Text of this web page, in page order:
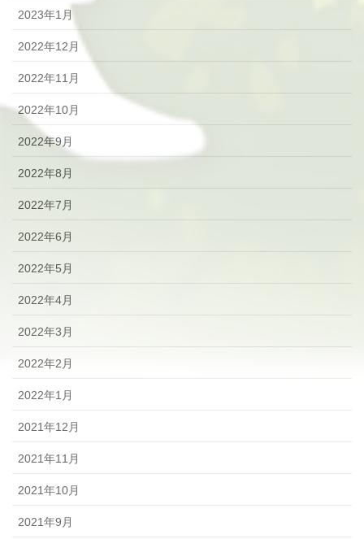
2023年1月
2022年12月
2022年11月
2022年10月
2022年9月
2022年8月
2022年7月
2022年6月
2022年5月
2022年4月
2022年3月
2022年2月
2022年1月
2021年12月
2021年11月
2021年10月
2021年9月